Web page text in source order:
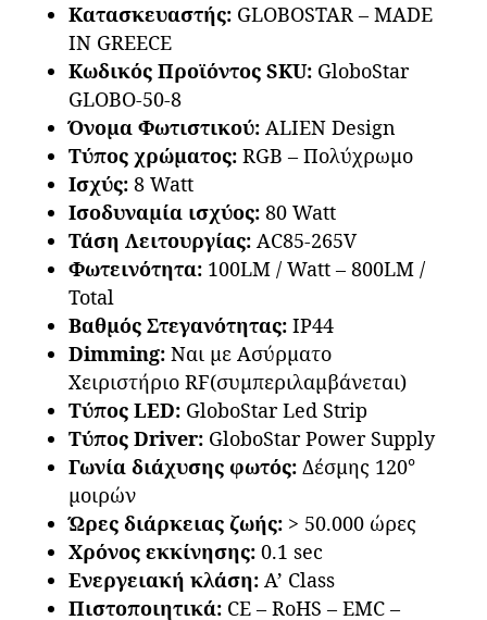
Κατασκευαστής:GLOBOSTAR – MADE
IN GREECE
Κωδικός Προϊόντος SKU:GloboStar
GLOBO-50-8
Όνομα Φωτιστικού: ALIEN Design
Τύπος χρώματος:RGB – Πολύχρωμο
Ισχύς:8 Watt
Ισοδυναμία ισχύος:80 Watt
Τάση Λειτουργίας:AC85-265V
Φωτεινότητα:100LM / Watt – 800LM /
Total
Βαθμός Στεγανότητας:IP44
Dimming:Ναι με Ασύρματο
Χειριστήριο RF(συμπεριλαμβάνεται)
Τύπος LED:GloboStar Led Strip
Τύπος Driver:GloboStar Power Supply
Γωνία διάχυσης φωτός:Δέσμης 120°
μοιρών
Ώρες διάρκειας ζωής:> 50.000 ώρες
Χρόνος εκκίνησης:0.1 sec
Ενεργειακή κλάση:A’ Class
Πιστοποιητικά:CE – RoHS – EMC –